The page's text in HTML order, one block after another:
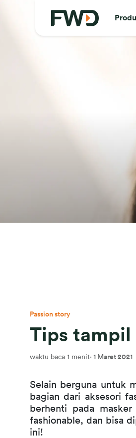
Passion story
Tips tampil
waktu baca 1 menit· 1 Maret 2021
Selain berguna untuk
bagian dari aksesori
berhenti pada
fashionable, dan bisa
ini!